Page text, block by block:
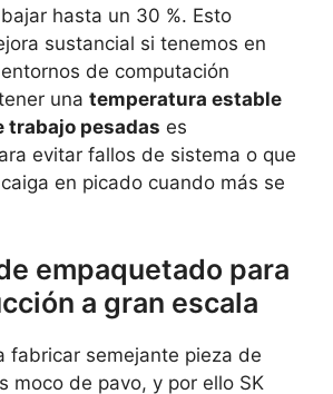
hasta un 30 %. Esto
sustancial si tenemos en
de computación
una temperatura estable
trabajo pesadas es
evitar fallos de sistema o que
en picado cuando más se
empaquetado para
a gran escala
fabricar semejante pieza de
moco de pavo, y por ello SK